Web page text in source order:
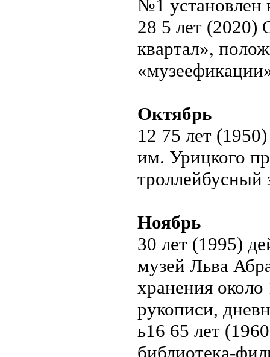
№1 установлен
28 5 лет (2020)
квартал»,
Октябрь
12 75 лет
им. Урицкого
троллейбусный
Ноябрь
30 лет (1995)
музей Льва
хранения
рукописи,
ь16 65 лет
библиотека-